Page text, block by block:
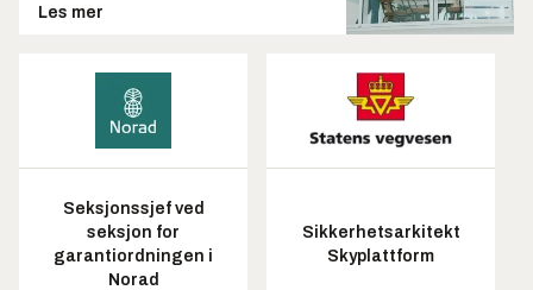
Les mer
Seksjonssjef ved
seksjon for
garantiordningen i
Norad
Sikkerhetsarkitekt
Skyplattform